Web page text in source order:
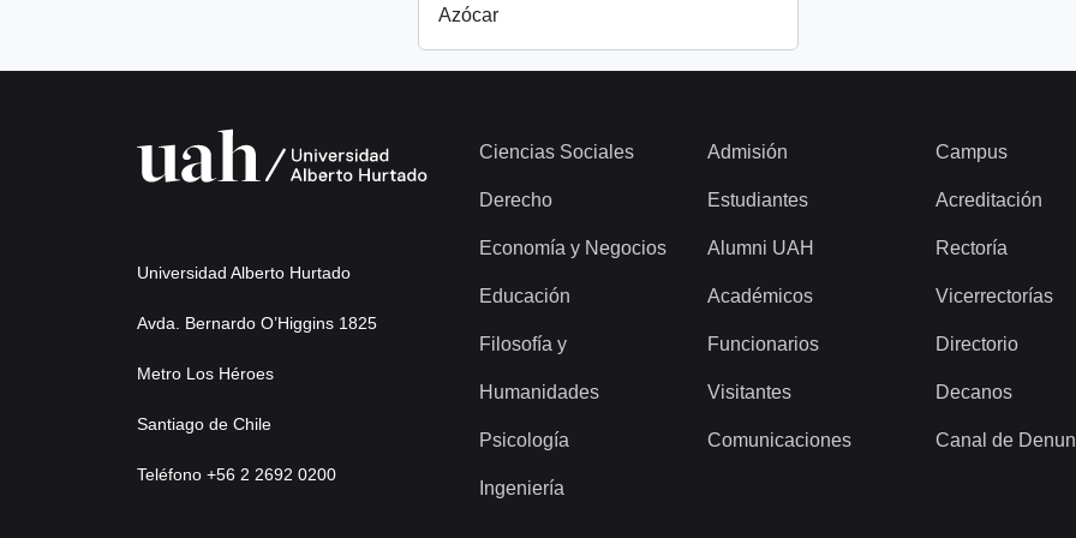
Azócar
Universidad Alberto Hurtado
Avda. Bernardo O’Higgins 1825
Metro Los Héroes
Santiago de Chile
Teléfono +56 2 2692 0200
Ciencias Sociales
Derecho
Economía y Negocios
Educación
Filosofía y
Humanidades
Psicología
Ingeniería
Admisión
Estudiantes
Alumni UAH
Académicos
Funcionarios
Visitantes
Comunicaciones
Campus
Acreditación
Rectoría
Vicerrectorías
Directorio
Decanos
Canal de